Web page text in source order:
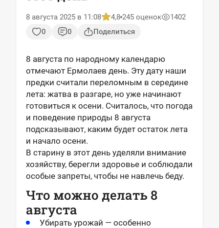
8 августа 2025 в 11:08 4,8 245 оценок
1402
0
0 Поделиться
8 августа по народному календарю
отмечают Ермолаев день. Эту дату наши
предки считали переломным в середине
лета: жатва в разгаре, но уже начинают
готовиться к осени. Считалось, что погода
и поведение природы 8 августа
подсказывают, каким будет остаток лета
и начало осени.
В старину в этот день уделяли внимание
хозяйству, берегли здоровье и соблюдали
особые запреты, чтобы не навлечь беду.
Что можно делать 8
августа
Убирать урожай — особенно